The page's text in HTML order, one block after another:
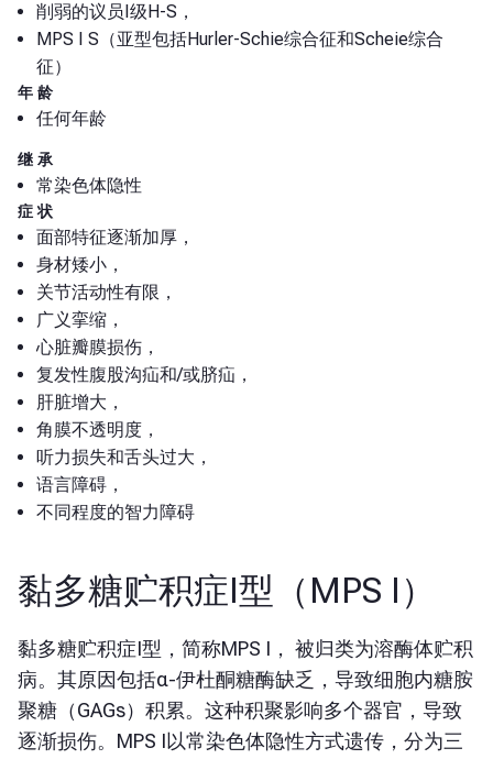
削弱的议员I级H-S，
MPS I S（亚型包括Hurler-Schie综合征和Scheie综合
征）
年龄
任何年龄
继承
常染色体隐性
症状
面部特征逐渐加厚，
身材矮小，
关节活动性有限，
广义挛缩，
心脏瓣膜损伤，
复发性腹股沟疝和/或脐疝，
肝脏增大，
角膜不透明度，
听力损失和舌头过大，
语言障碍，
不同程度的智力障碍
黏多糖贮积症I型（MPS I）
黏多糖贮积症I型，简称MPS I， 被归类为溶酶体贮积
病。其原因包括α-伊杜酮糖酶缺乏，导致细胞内糖胺
聚糖（GAGs）积累。这种积聚影响多个器官，导致
逐渐损伤。MPS I以常染色体隐性方式遗传，分为三